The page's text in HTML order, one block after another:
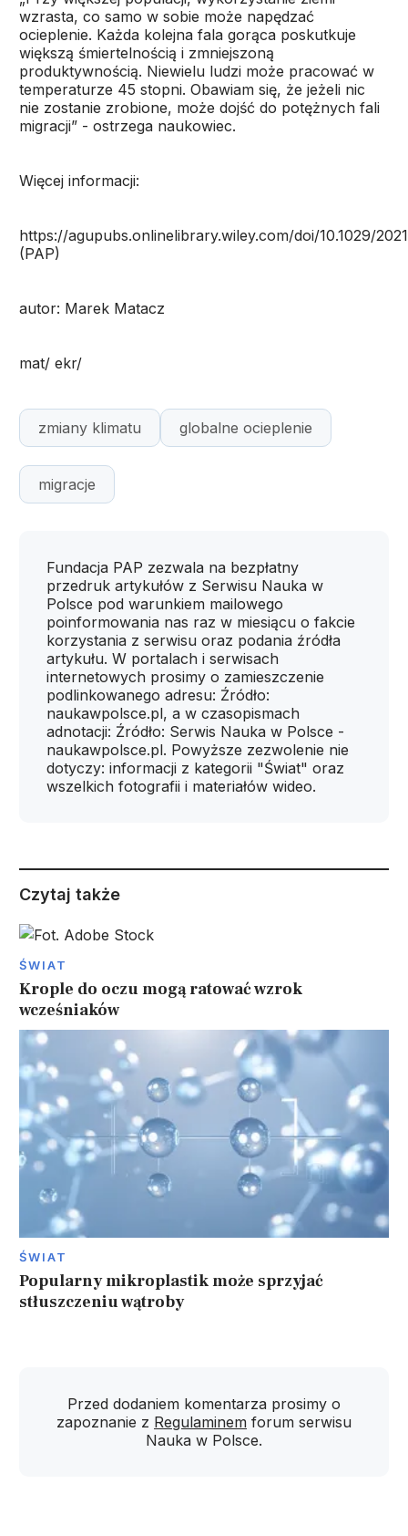
wzrasta, co samo w sobie może napędzać
ocieplenie. Każda kolejna fala gorąca poskutkuje
większą śmiertelnością i zmniejszoną
produktywnością. Niewielu ludzi może pracować w
temperaturze 45 stopni. Obawiam się, że jeżeli nic
nie zostanie zrobione, może dojść do potężnych fali
migracji” - ostrzega naukowiec.
Więcej informacji:
https://agupubs.onlinelibrary.wiley.com/doi/10.1029/
(PAP)
autor: Marek Matacz
mat/ ekr/
zmiany klimatu globalne ocieplenie
migracje
Fundacja PAP zezwala na bezpłatny
przedruk artykułów z Serwisu Nauka w
Polsce pod warunkiem mailowego
poinformowania nas raz w miesiącu o fakcie
korzystania z serwisu oraz podania źródła
artykułu. W portalach i serwisach
internetowych prosimy o zamieszczenie
podlinkowanego adresu: Źródło:
naukawpolsce.pl, a w czasopismach
adnotacji: Źródło: Serwis Nauka w Polsce -
naukawpolsce.pl. Powyższe zezwolenie nie
dotyczy: informacji z kategorii "Świat" oraz
wszelkich fotografii i materiałów wideo.
Czytaj także
ŚWIAT
Krople do oczu mogą ratować wzrok
wcześniaków
ŚWIAT
Popularny mikroplastik może sprzyjać
stłuszczeniu wątroby
Przed dodaniem komentarza prosimy o
zapoznanie z Regulaminem forum serwisu
Nauka w Polsce.